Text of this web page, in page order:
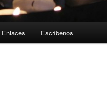
Enlaces Escríbenos